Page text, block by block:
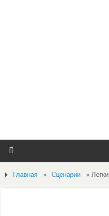
Главная » Сценарии »